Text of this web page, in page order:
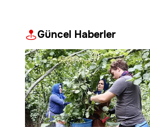
Güncel Haberler